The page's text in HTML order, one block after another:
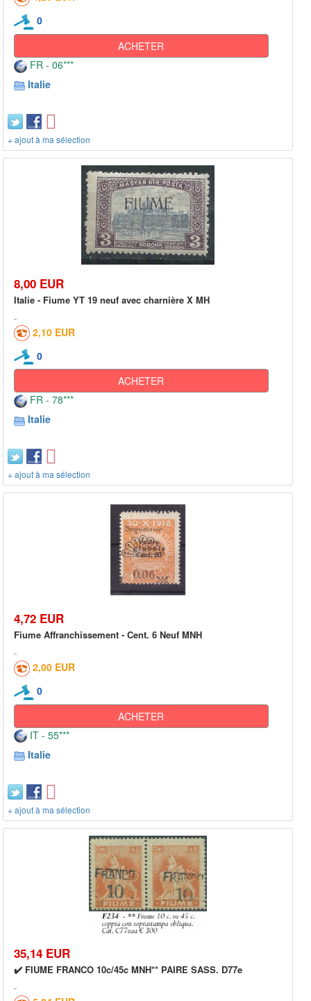
0
ACHETER
FR - 06***
Italie
+ ajout à ma sélection
8,00 EUR
Italie - Fiume YT 19 neuf avec charnière X MH
2,10 EUR
0
ACHETER
FR - 78***
Italie
+ ajout à ma sélection
4,72 EUR
Fiume Affranchissement - Cent. 6 Neuf MNH
2,00 EUR
0
ACHETER
IT - 55***
Italie
+ ajout à ma sélection
35,14 EUR
✔️ FIUME FRANCO 10c/45c MNH** PAIRE SASS. D77e